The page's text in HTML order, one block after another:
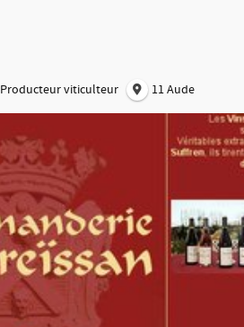
Producteur viticulteur 11 Aude